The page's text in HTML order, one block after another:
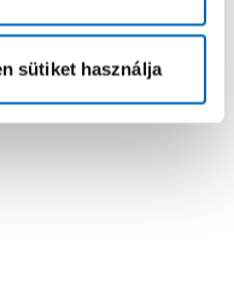
sütiket használja